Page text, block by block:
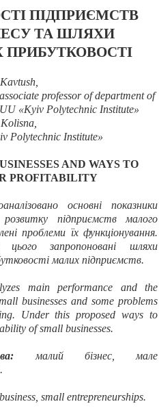
ПІДПРИЄМСТВ
ТА ШЛЯХИ
ПРИБУТКОВОСТІ
professor of department of
«Kyiv Polytechnic Institute»
Polytechnic Institute»
AND WAYS TO
PROFITABILITY
основні показники
підприємств малого
проблеми їх функціонування.
цього запропоновані шляхи
малих підприємств.
main performance
and the
businesses and some problems
. Under this proposed ways to
of small businesses.
малий бізнес, мале
small entrepreneurships.